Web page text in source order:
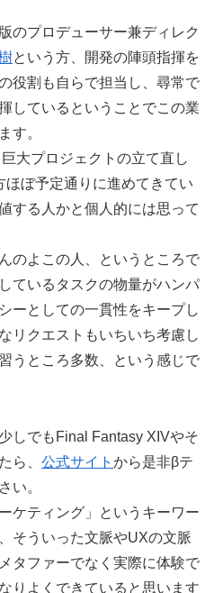
のプロデューサー兼ディレク
という方、開発の陣頭指揮を
役割も自らで担当し、尋常で
しているということでこの業
す。
大プロジェクトの立て直し
ほぼ予定通りに進めてきてい
する人かと個人的には思って
のよこの人、というところで
ているタスクの物量がハンパ
ーとしての一貫性をキープし
リクエストもいちいち考慮し
うところ多数、という感じで
しでもFinal Fantasy XIVやそ
ら、 公式サイト から是非βテ
い。
ケティング」というキーワー
そういった文脈やUXの文脈
タファーでなく実際に体験で
りよくできていると思います